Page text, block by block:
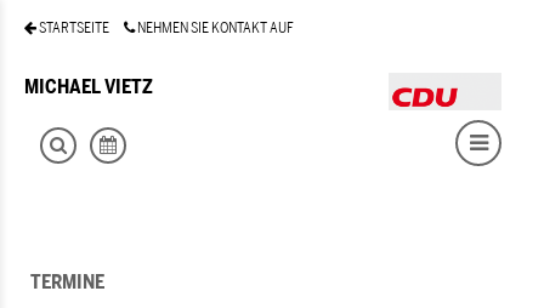
STARTSEITE NEHMEN SIE KONTAKT AUF
MICHAEL VIETZ
TERMINE